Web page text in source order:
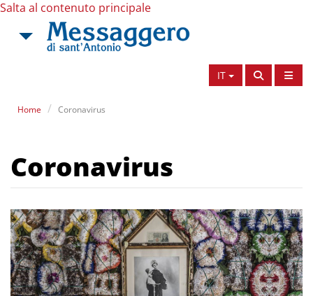
Salta al contenuto principale
IT
Home Coronavirus
Coronavirus